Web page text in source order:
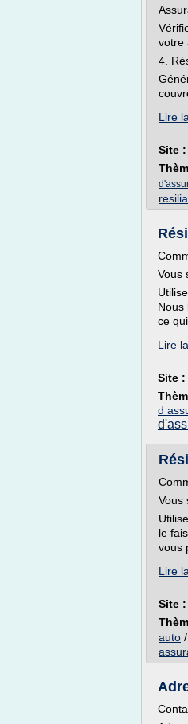
votre
4.
Lire
Site :
Vous
Nous
ce
Lire
Site :
d
Vous
le
vous
Lire
Site :
auto /